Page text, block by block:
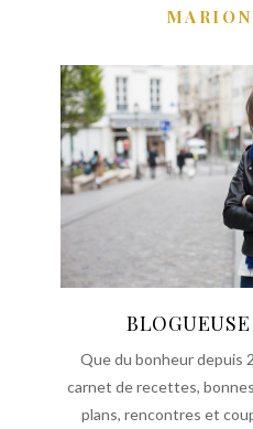
Que du bonheur depuis
carnet de recettes,
plans, rencontres et